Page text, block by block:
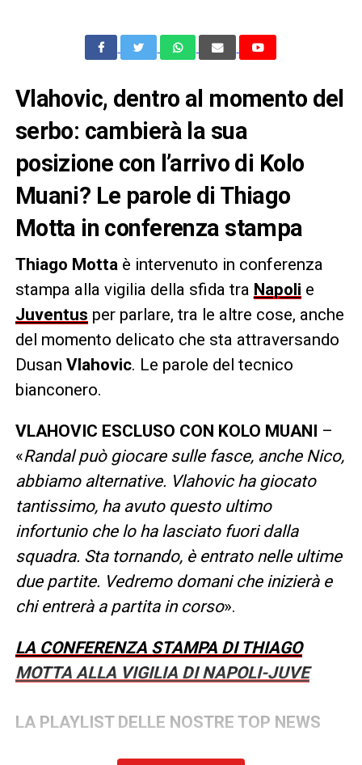
Vlahovic, dentro al momento del
serbo: cambierà la sua
posizione con l’arrivo di Kolo
Muani? Le parole di Thiago
Motta in conferenza stampa
Thiago Mottaè intervenuto in conferenza
stampa alla vigilia della sfida tra Napoli e
Juventus per parlare, tra le altre cose, anche
del momento delicato che sta attraversando
Dusan Vlahovic. Le parole del tecnico
bianconero.
VLAHOVIC ESCLUSO CON KOLO MUANI –
«Randal può giocare sulle fasce, anche Nico,
abbiamo alternative. Vlahovic ha giocato
tantissimo, ha avuto questo ultimo
infortunio che lo ha lasciato fuori dalla
squadra. Sta tornando, è entrato nelle ultime
due partite. Vedremo domani che inizierà e
chi entrerà a partita in corso».
LA CONFERENZA STAMPA DI THIAGO
MOTTA ALLA VIGILIA DI NAPOLI-JUVE
LA PLAYLIST DELLE NOSTRE TOP NEWS